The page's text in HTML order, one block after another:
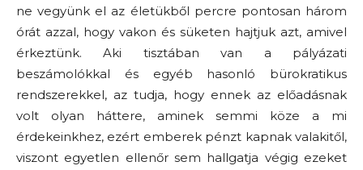
ne vegyünk el az életükből percre pontosan három
órát azzal, hogy vakon és süketen hajtjuk azt, amivel
érkeztünk. Aki tisztában van a pályázati
beszámolókkal és egyéb hasonló bürokratikus
rendszerekkel, az tudja, hogy ennek az előadásnak
volt olyan háttere, aminek semmi köze a mi
érdekeinkhez, ezért emberek pénzt kapnak valakitől,
viszont egyetlen ellenőr sem hallgatja végig ezeket